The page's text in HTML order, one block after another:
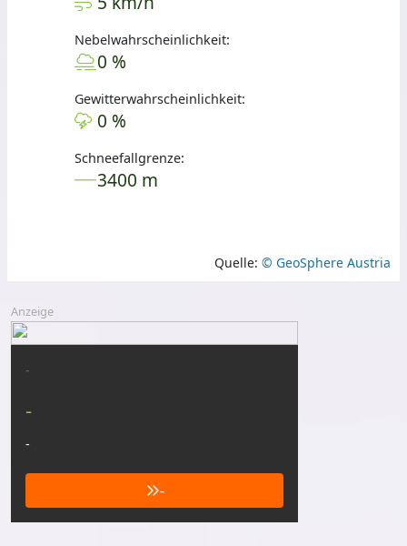
Nebelwahrscheinlichkeit:
0 %
Gewitterwahrscheinlichkeit:
0 %
Schneefallgrenze:
3400 m
Quelle: © GeoSphere Austria
Anzeige
-
-
-
-